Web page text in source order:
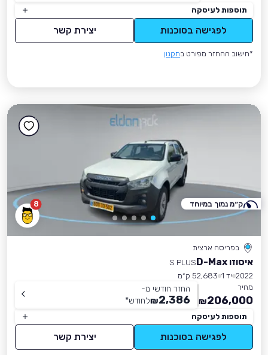
תוספות לעיסקה
לפגישה בסוכנות יצירת קשר
*חישוב ההחזר מפורט בתקנון
8
בפריסה ארצית
איסוזו D-Max
S PLUS
2022 יד 1
52,683 ק״מ
מחיר
206,000
₪
החזר חודשי מ-
2,386
₪לחודש*
תוספות לעיסקה
לפגישה בסוכנות יצירת קשר
ק״מ נמוך במיוחד